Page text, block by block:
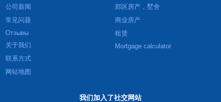
公司新闻
常见问题
Отзывы
关于我们
联系方式
网站地图
郊区房产，墅舍
商业房产
租赁
Mortgage calculator
我们加入了社交网站